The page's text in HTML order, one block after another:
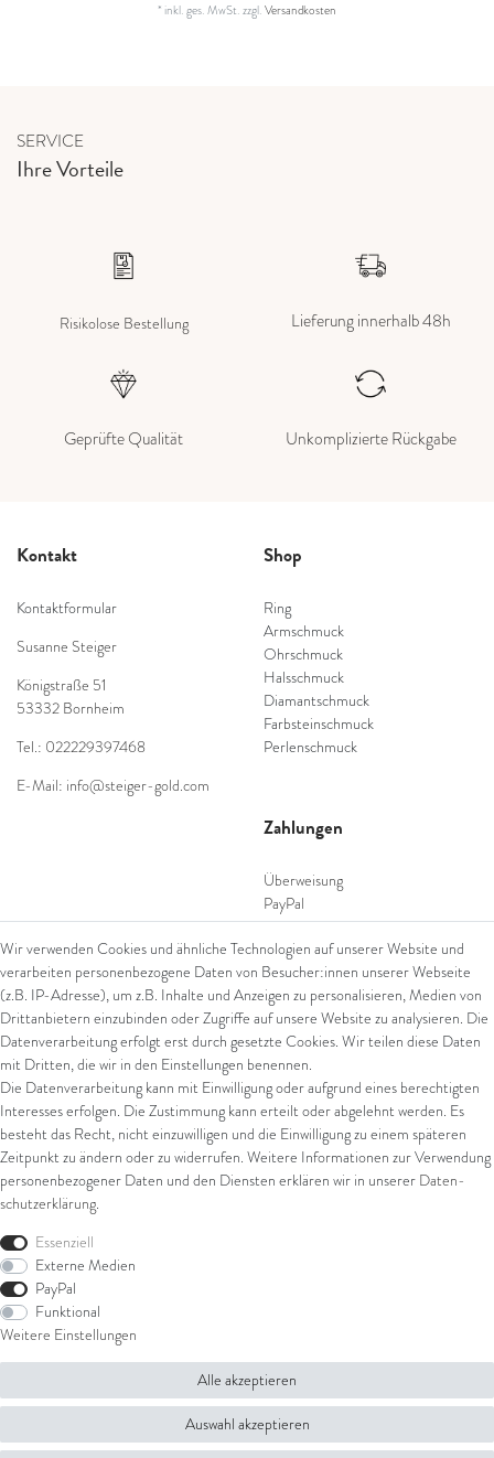
* inkl. ges. MwSt.zzgl.Versandkosten
SERVICE
Ihre Vorteile
Risikolose Bestellung Lieferung innerhalb 48h
Geprüfte Qualität Unkomplizierte Rückgabe
Kontakt
Kontaktformular
Susanne Steiger
Königstraße 51
53332 Bornheim
Tel.: 022229397468
E-Mail: info@steiger-gold.com
Shop
Ring
Armschmuck
Ohrschmuck
Halsschmuck
Diamantschmuck
Farbsteinschmuck
Perlenschmuck
Zahlungen
Überweisung
PayPal
SEPA Lastschrift
giropay
Kreditkarte
Versand
UPS
FedEx
© Copyright 2026 Juwelier Steiger | Alle Rechte vorbehalten.
Wir verwenden Cookies und ähnliche Technologien auf unserer Website und
verarbeiten personenbezogene Daten von Besucher:innen unserer Webseite
(z.B. IP-Adresse), um z.B. Inhalte und Anzeigen zu personalisieren, Medien von
Drittanbietern einzubinden oder Zugriffe auf unsere Website zu analysieren. Die
Datenverarbeitung erfolgt erst durch gesetzte Cookies. Wir teilen diese Daten
mit Dritten, die wir in den Einstellungen benennen.
Die Datenverarbeitung kann mit Einwilligung oder aufgrund eines berechtigten
Interesses erfolgen. Die Zustimmung kann erteilt oder abgelehnt werden. Es
besteht das Recht, nicht einzuwilligen und die Einwilligung zu einem späteren
Zeitpunkt zu ändern oder zu widerrufen. Weitere Informationen zur Verwendung
personenbezogener Daten und den Diensten erklären wir in unserer Daten­
schutz­erklärung.
Essenziell
Externe Medien
PayPal
Funktional
Weitere Einstellungen
Alle akzeptieren
Auswahl akzeptieren